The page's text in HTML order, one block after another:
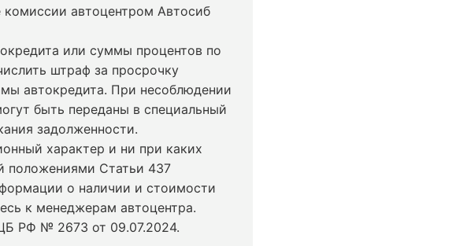
автоцентром Автосиб
или суммы процентов по
штраф за просрочку
автокредита. При несоблюдении
быть переданы в специальный
задолженности.
характер и ни при каких
положениями Статьи 437
о наличии и стоимости
к менеджерам автоцентра.
РФ № 2673 от 09.07.2024.